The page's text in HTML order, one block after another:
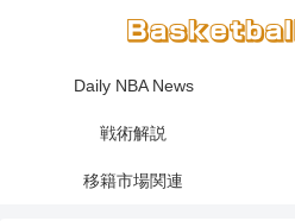
Daily NBA News
戦術解説
移籍市場関連